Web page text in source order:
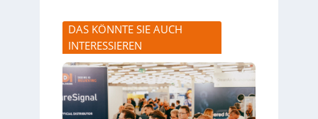
s
t
e
A
n
l
a
u
f
s
u
m
s
i
h
m
a
n
c
DAS KÖNNTE SIE AUCH
INTERESSIEREN